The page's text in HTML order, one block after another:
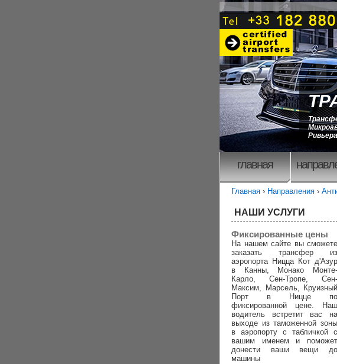
Ривьера
главная
Главная › Направления ›
НАШИ УСЛУГИ
Фиксированные цены
На нашем сайте вы сможете
заказать трансфер из
аэропорта Ницца Кот д'Азур
в Канны, Монако Монте-
Карло, Сен-Тропе, Сен-
Максим, Марсель, Круизный
Порт в Ницце по
фиксированной цене. Наш
водитель встретит вас на
выходе из таможенной зоны
в аэропорту с табличкой с
вашим именем и поможет
донести ваши вещи до
машины